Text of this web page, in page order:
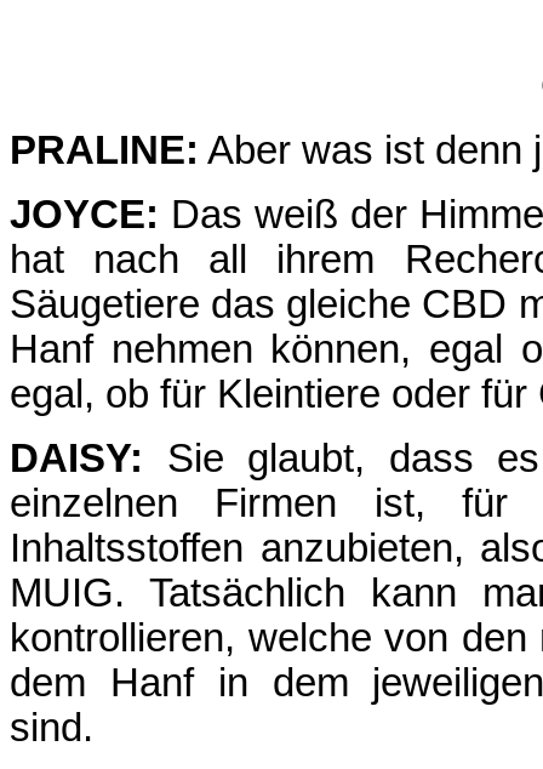
PRALINE: Aber was ist denn
JOYCE: Das weiß der
hat nach all ihrem
Säugetiere das gleiche CBD
Hanf nehmen können, egal
egal, ob für Kleintiere oder für
DAISY: Sie glaubt, dass
einzelnen Firmen ist, für
Inhaltsstoffen anzubieten,
MUIG. Tatsächlich kann
kontrollieren, welche von
dem Hanf in dem
sind.